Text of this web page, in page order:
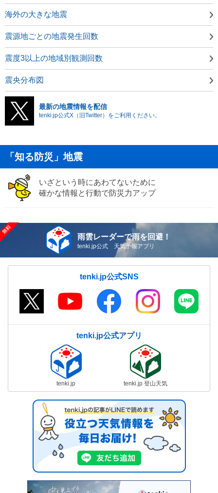
海外の大きな地震
震源地ごとの地震発生回数
震度3以上の地域別観測回数
震央分布図
最新の地震情報を配信
tenki.jp公式X（旧Twitter）をご利用ください。
「知る防災」地震
いざという時にあわてないために
確かな情報と行動で防災力アップ
雨雲レーダーで雨を回避！
tenki.jp公式 天気予報アプリ
tenki.jp公式SNS
tenki.jp公式アプリ
tenki.jp tenki.jp 登山天気